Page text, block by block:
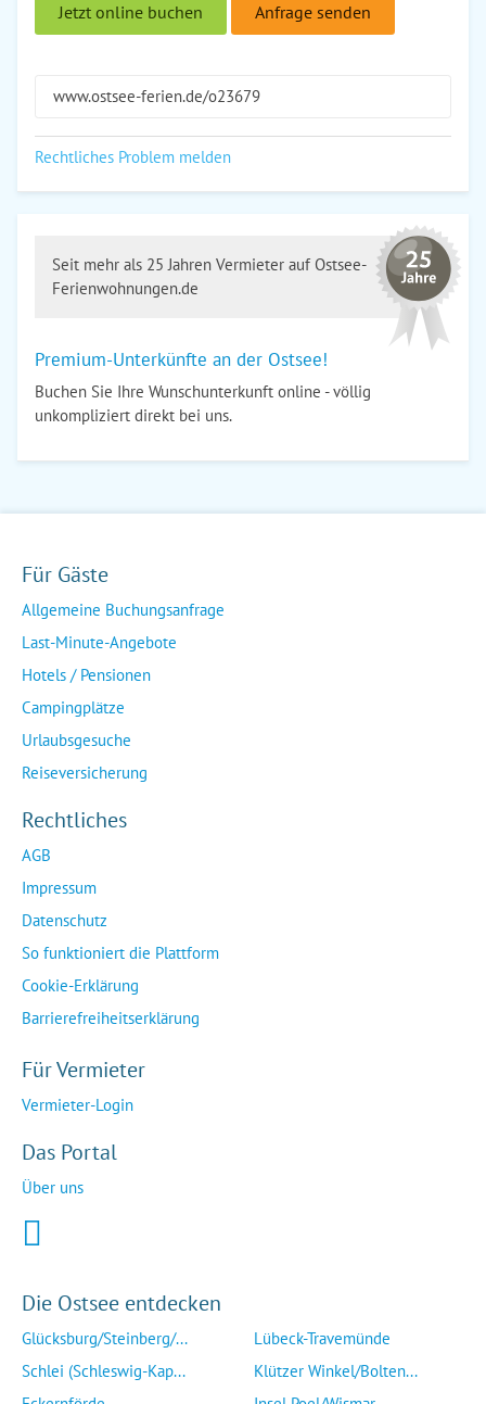
Jetzt online buchen Anfrage senden
www.ostsee-ferien.de/o23679
Rechtliches Problem melden
Seit mehr als 25 Jahren Vermieter auf Ostsee-
Ferienwohnungen.de
Premium-Unterkünfte an der Ostsee!
Buchen Sie Ihre Wunschunterkunft online - völlig
unkompliziert direkt bei uns.
Für Gäste
Allgemeine Buchungsanfrage
Last-Minute-Angebote
Hotels / Pensionen
Campingplätze
Urlaubsgesuche
Reiseversicherung
Rechtliches
AGB
Impressum
Datenschutz
So funktioniert die Plattform
Cookie-Erklärung
Barrierefreiheitserklärung
Für Vermieter
Vermieter-Login
Das Portal
Über uns
Die Ostsee entdecken
Glücksburg/Steinberg/...
Schlei (Schleswig-Kap...
Lübeck-Travemünde
Klützer Winkel/Bolten...